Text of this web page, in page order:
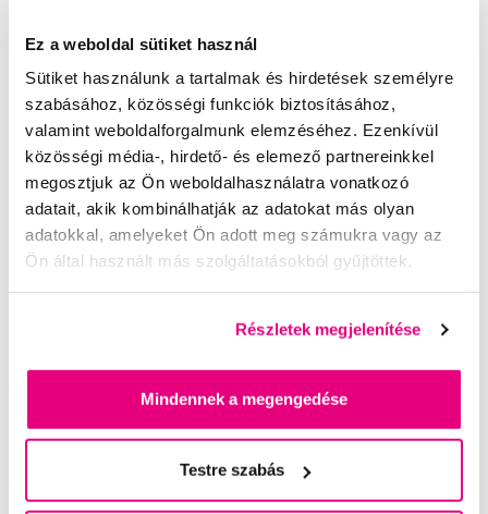
Ez a weboldal sütiket használ
Sütiket használunk a tartalmak és hirdetések személyre
szabásához, közösségi funkciók biztosításához,
valamint weboldalforgalmunk elemzéséhez. Ezenkívül
közösségi média-, hirdető- és elemező partnereinkkel
megosztjuk az Ön weboldalhasználatra vonatkozó
adatait, akik kombinálhatják az adatokat más olyan
adatokkal, amelyeket Ön adott meg számukra vagy az
Ön által használt más szolgáltatásokból gyűjtöttek.
Részletek megjelenítése
Mindennek a megengedése
Testre szabás
Oclean X Pro fertőtlenítő, szürke
9 990 Ft